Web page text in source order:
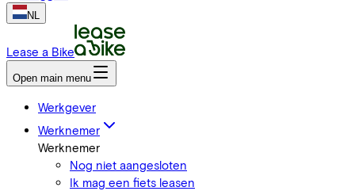
NL
Lease a Bike
Open main menu
Werkgever
Werknemer
Werknemer
Nog niet aangesloten
Ik mag een fiets leasen